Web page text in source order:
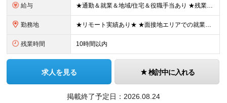
給与 ★通勤＆就業＆地域/住宅＆役職手当あり ★残業代は全額支給 ★選べる給与制度あり！ ■東京・神奈川・千葉・埼玉勤務の場合 月給24.5万円～55万円＋諸手当 （残業代は全額支給） (20,000円の
勤務地 ★リモート実績あり★ ★面接地エリアでの就業率92％以上！ 『地元で働きたい』『新天地で挑戦したい』という希望に、業界トップクラス約7,000件の取引事業所数、90,000件以上のプロジェクトから検
残業時間 10時間以内
求人を見る 検討中に入れる
掲載終了予定日： 2026.08.24